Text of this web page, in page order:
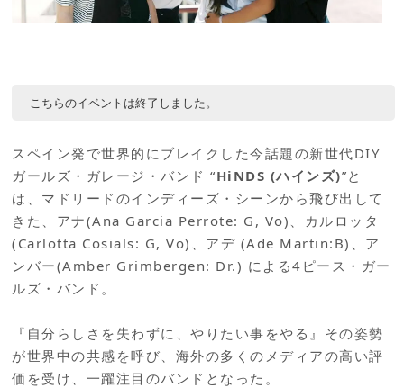
こちらのイベントは終了しました。
スペイン発で世界的にブレイクした今話題の新世代DIY
ガールズ・ガレージ・バンド “HiNDS (ハインズ)”と
は、マドリードのインディーズ・シーンから飛び出して
きた、アナ(Ana Garcia Perrote: G, Vo)、カルロッタ
(Carlotta Cosials: G, Vo)、アデ (Ade Martin:B)、ア
ンバー(Amber Grimbergen: Dr.) による4ピース・ガー
ルズ・バンド。
『自分らしさを失わずに、やりたい事をやる』その姿勢
が世界中の共感を呼び、海外の多くのメディアの高い評
価を受け、一躍注目のバンドとなった。